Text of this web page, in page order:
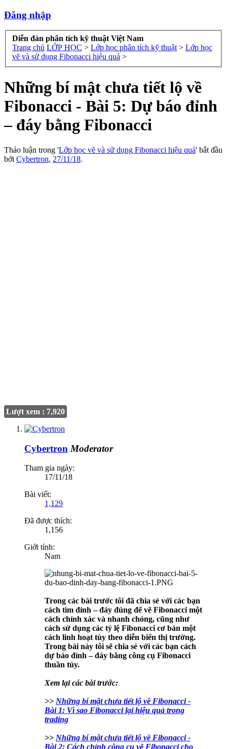
Đăng nhập
Diễn đàn phân tích kỹ thuật Việt Nam
Trang chủ LỚP HỌC > Lớp học phân tích kỹ thuật > Lớp học
vẽ và sử dụng Fibonacci hiệu quả >
Những bí mật chưa tiết lộ về
Fibonacci - Bài 5: Dự báo đỉnh
– đáy bằng Fibonacci
Thảo luận trong 'Lớp học vẽ và sử dụng Fibonacci hiệu quả' bắt đầu
bởi Cybertron, 27/11/18.
Lượt xem : 7,920
Cybertron Moderator
Tham gia ngày:
17/11/18
Bài viết:
1,129
Đã được thích:
1,156
Giới tính:
Nam
Trong các bài trước tôi đã chia sẻ với các bạn
cách tìm đỉnh – đáy đúng để vẽ Fibonacci một
cách chính xác và nhanh chóng, cũng như
cách sử dụng các tỷ lệ Fibonacci cơ bản một
cách linh hoạt tùy theo diễn biến thị trường.
Trong bài này tôi sẽ chia sẻ với các bạn cách
dự báo đỉnh – đáy bằng công cụ Fibonacci
thuần túy.
Xem lại các bài trước:
>> Những bí mật chưa tiết lộ về Fibonacci -
Bài 1: Vì sao Fibonacci lại hiệu quả trong
trading
>> Những bí mật chưa tiết lộ về Fibonacci -
Bài 2: Cách chỉnh công cụ vẽ Fibonacci cho